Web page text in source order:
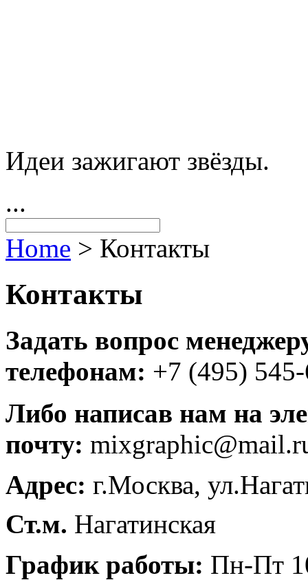
Идеи зажигают звёзды.
...
Home > Контакты
Контакты
Задать вопрос
телефонам: +7 (495)
Либо написав нам на
почту:
Адрес: г.Москва,
Ст.м. Нагатинская
График работы: Пн-Пт